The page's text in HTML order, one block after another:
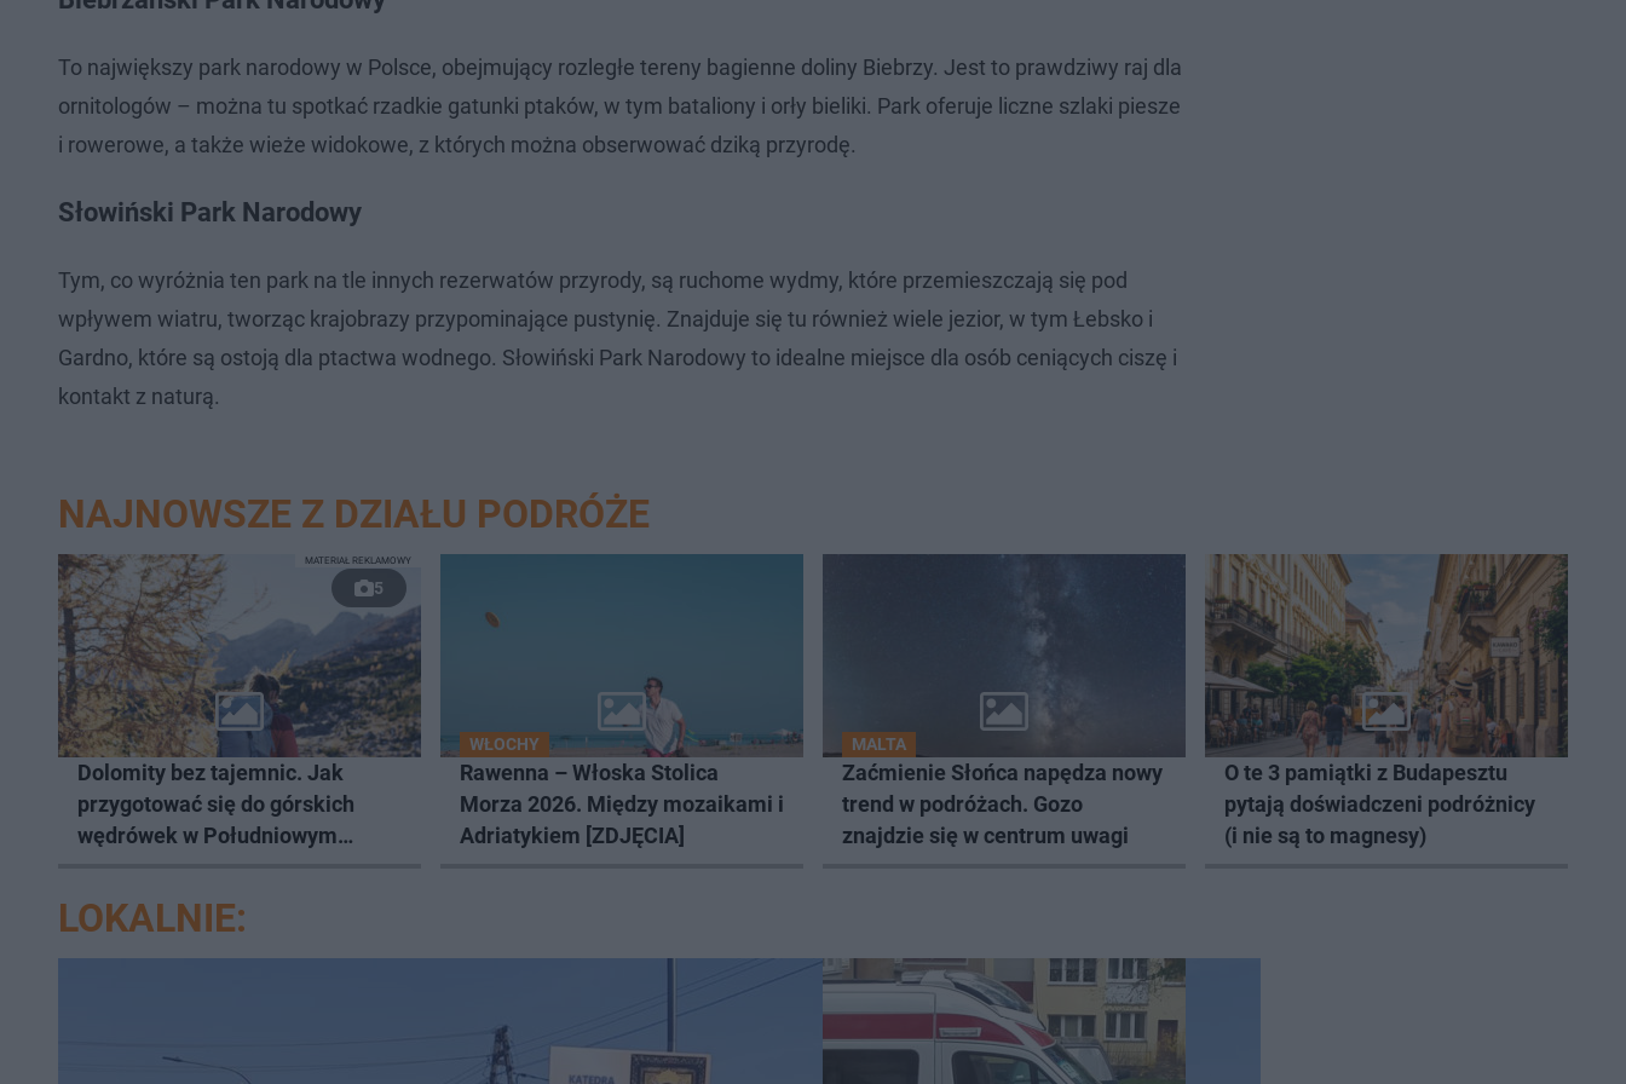
To największy park narodowy w Polsce, obejmujący rozległe tereny bagienne doliny Biebrzy. Jest to prawdziwy raj dla
ornitologów – można tu spotkać rzadkie gatunki ptaków, w tym bataliony i orły bieliki. Park oferuje liczne szlaki piesze
i rowerowe, a także wieże widokowe, z których można obserwować dziką przyrodę.
Słowiński Park Narodowy
Tym, co wyróżnia ten park na tle innych rezerwatów przyrody, są ruchome wydmy, które przemieszczają się pod
wpływem wiatru, tworząc krajobrazy przypominające pustynię. Znajduje się tu również wiele jezior, w tym Łebsko i
Gardno, które są ostoją dla ptactwa wodnego. Słowiński Park Narodowy to idealne miejsce dla osób ceniących ciszę i
kontakt z naturą.
NAJNOWSZE Z DZIAŁU PODRÓŻE
5
Dolomity bez tajemnic. Jak
przygotować się do górskich
wędrówek w Południowym
MATERIAŁ REKLAMOWY
WŁOCHY
Rawenna – Włoska Stolica
Morza 2026. Między mozaikami i
Adriatykiem [ZDJĘCIA]
MALTA
Zaćmienie Słońca napędza nowy
trend w podróżach. Gozo
znajdzie się w centrum uwagi
O te 3 pamiątki z Budapesztu
pytają doświadczeni podróżnicy
(i nie są to magnesy)
LOKALNIE: